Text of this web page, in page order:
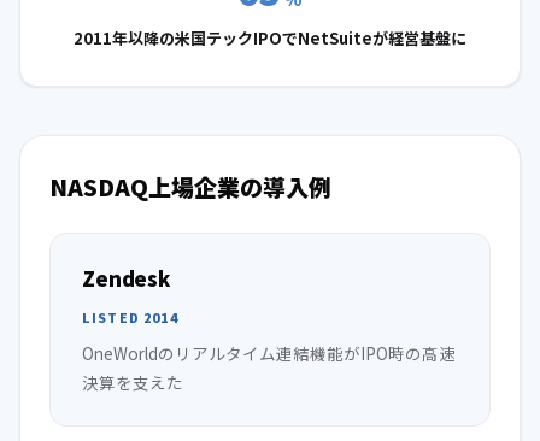
2011年以降の米国テックIPOでNetSuiteが経営基盤に
NASDAQ上場企業の導入例
Zendesk
LISTED 2014
OneWorldのリアルタイム連結機能がIPO時の高速
決算を支えた